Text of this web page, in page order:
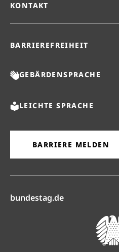
KONTAKT
BARRIEREFREIHEIT
GEBÄRDENSPRACHE
LEICHTE SPRACHE
BARRIERE MELDEN
bundestag.de(öffnet in